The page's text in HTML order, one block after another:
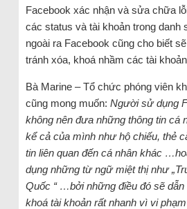
Facebook xác nhận và sửa chữa
các status và tài khoản trong danh
ngoài ra Facebook cũng cho biết
tránh xóa, khoá nhầm các tài
Bà Marine – Tổ chức phóng viên
cũng mong muốn: Người sử dụng
không nên đưa những thông tin cá
kể cả của mình như hộ chiếu, thẻ
tin liên quan đến cá nhân khác
dụng những từ ngữ miệt thị như
Quốc “ …bởi những điều đó sẽ
khoá tài khoản rất nhanh vì vi